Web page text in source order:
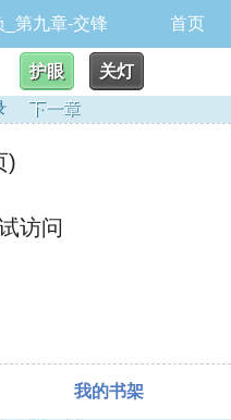
_第九章-交锋 首页
护眼
关灯
下一章
)
访问
我的书架